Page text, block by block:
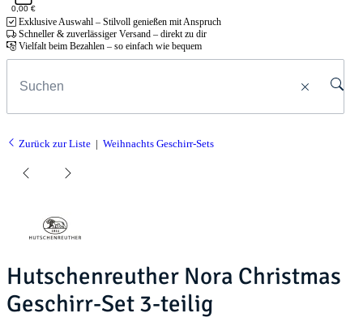
0,00 €
Exklusive Auswahl – Stilvoll genießen mit Anspruch
Schneller & zuverlässiger Versand – direkt zu dir
Vielfalt beim Bezahlen – so einfach wie bequem
Zurück zur Liste Weihnachts Geschirr-Sets
Hutschenreuther Nora Christmas
Geschirr-Set 3-teilig